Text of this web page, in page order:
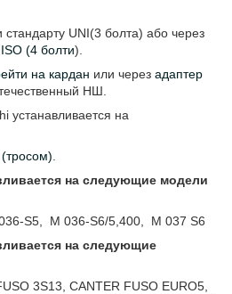
UNI(3 болта) або через
(4 болти).
на кардан или через адаптер
НШ.
устанавливается на
на следующие модели
S5, M 036-S6/5,400, M 037 S6
на следующие
3S13, CANTER FUSO EURO5,